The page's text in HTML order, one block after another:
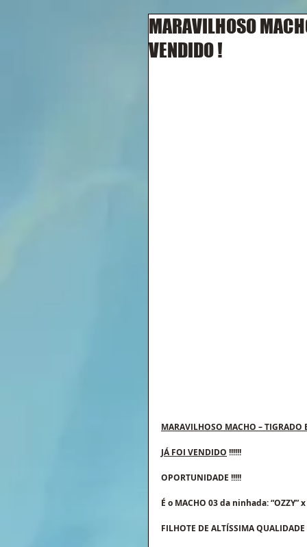
MARAVILHOSO
VENDIDO !
MARAVILHOSO MACHO – TIGRADO
JÁ FOI VENDIDO !!!!!!
OPORTUNIDADE !!!!!
É o MACHO 03 da ninhada: “OZZY” x
FILHOTE DE ALTÍSSIMA QUALIDADE